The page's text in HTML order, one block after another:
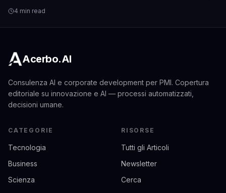
Bang.
4 min read
Acerbo.AI
Consulenza AI e corporate development per PMI. Copertura
editoriale su innovazione e AI — processi automatizzati,
decisioni umane.
CATEGORIE
Tecnologia
Business
Scienza
RISORSE
Tutti gli Articoli
Newsletter
Cerca